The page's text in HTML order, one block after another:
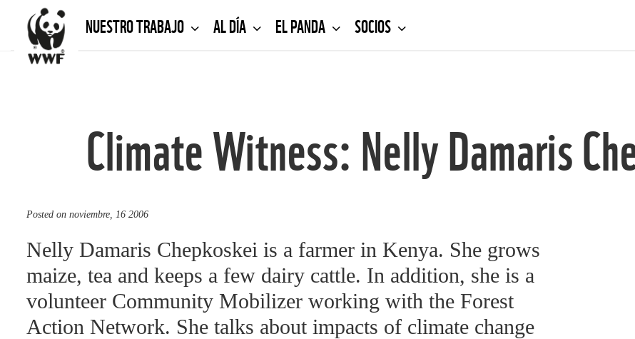
NUESTRO TRABAJO AL DÍA EL PANDA SOCIOS
Climate Witness: Nelly Damaris
Posted on noviembre, 16 2006
Nelly Damaris Chepkoskei is a farmer in Kenya. She grows
maize, tea and keeps a few dairy cattle. In addition, she is a
volunteer Community Mobilizer working with the Forest
Action Network. She talks about impacts of climate change